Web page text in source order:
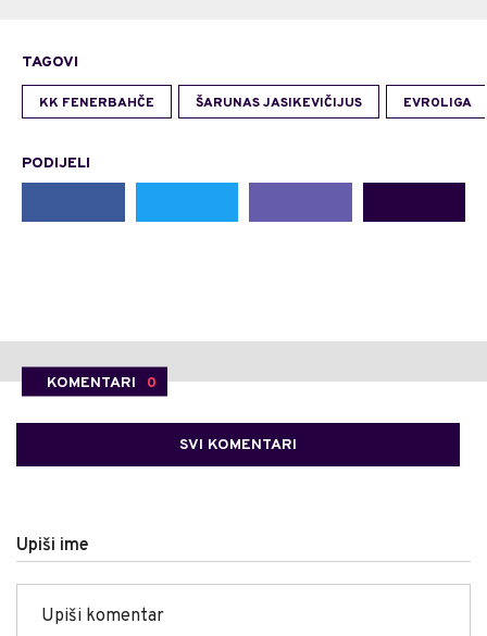
TAGOVI
KK FENERBAHČE ŠARUNAS JASIKEVIČIJUS EVROLIGA
PODIJELI
KOMENTARI 0
SVI KOMENTARI
Upiši ime